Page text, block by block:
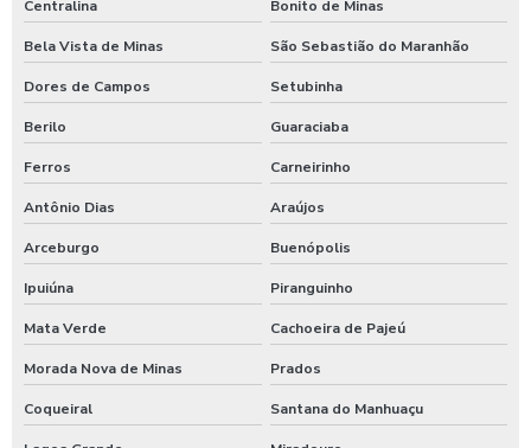
Centralina Bonito de Minas
Bela Vista de Minas São Sebastião do Maranhão
Dores de Campos Setubinha
Berilo Guaraciaba
Ferros Carneirinho
Antônio Dias Araújos
Arceburgo Buenópolis
Ipuiúna Piranguinho
Mata Verde Cachoeira de Pajeú
Morada Nova de Minas Prados
Coqueiral Santana do Manhuaçu